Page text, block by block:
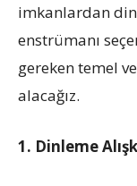
imkanlardan
enstrümanı
gereken temel
alacağız.
1. Dinleme